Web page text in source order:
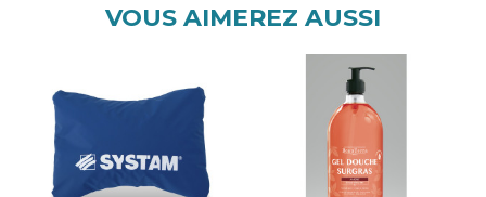
VOUS AIMEREZ AUSSI